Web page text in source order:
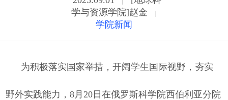
学与资源学院]赵金
|
学院新闻
为积极落实国家举措，开阔学生国际视野，夯实
野外实践能力，8月20日在俄罗斯科学院西伯利亚分院